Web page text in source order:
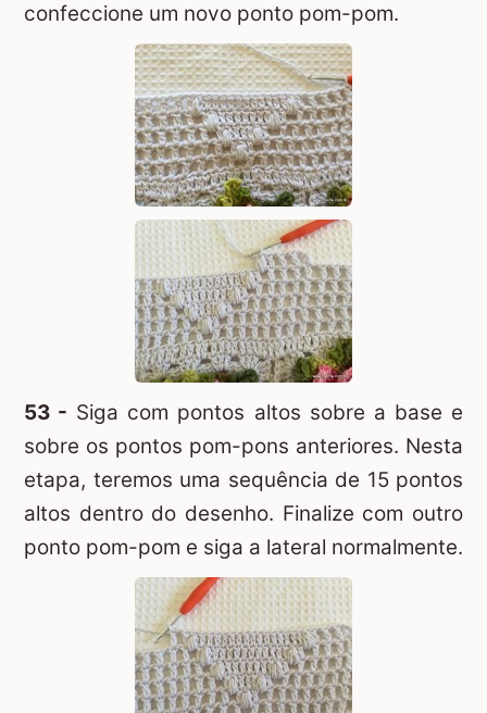
confeccione um novo ponto pom-pom.
53 - Siga com pontos altos sobre a base e
sobre os pontos pom-pons anteriores. Nesta
etapa, teremos uma sequência de 15 pontos
altos dentro do desenho. Finalize com outro
ponto pom-pom e siga a lateral normalmente.